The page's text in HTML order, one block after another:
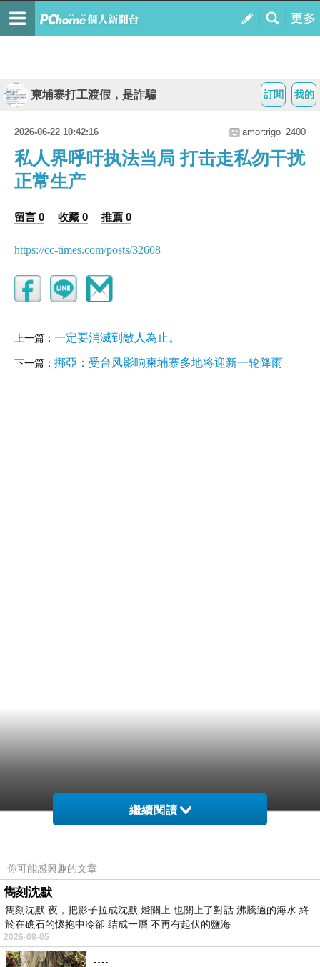
我的
訂閱
柬埔寨打工渡假，是詐騙
2026-06-22 10:42:16 amortrigo_2400
私人界呼吁执法当局 打击走私勿干扰
正常生产
留言 0 收藏 0 推薦 0
https://cc-times.com/posts/32608
上一篇： 一定要消滅到敵人為止。
下一篇： 挪亞：受台风影响柬埔寨多地将迎新一轮降雨
繼續閱讀
你可能感興趣的文章
雋刻沈默
雋刻沈默 夜，把影子拉成沈默 燈關上 也關上了對話 沸騰過的海水 終
於在礁石的懷抱中冷卻 结成一層 不再有起伏的鹽海
2026-08-05
….